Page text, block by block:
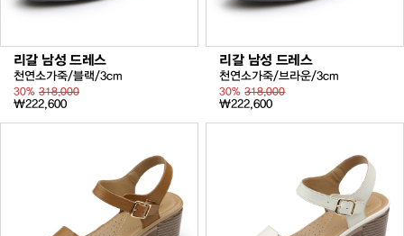
리갈 남성 드레스
천연소가죽/블랙/3cm
30% 318,000
₩222,600
리갈 남성 드레스
천연소가죽/브라운/3cm
30%318,000
₩222,600